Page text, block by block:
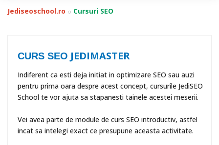
Jediseoschool.ro Cursuri SEO
CURS SEO JEDIMASTER
Indiferent ca esti deja initiat in optimizare SEO sau auzi
pentru prima oara despre acest concept, cursurile JediSEO
School te vor ajuta sa stapanesti tainele acestei meserii.
Vei avea parte de module de curs SEO introductiv, astfel
incat sa intelegi exact ce presupune aceasta activitate.